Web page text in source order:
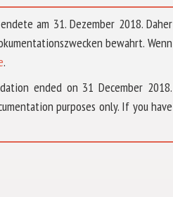
am 31. Dezember 2018. Daher
bewahrt. Wenn
.
ended on 31 December 2018.
purposes only. If you have